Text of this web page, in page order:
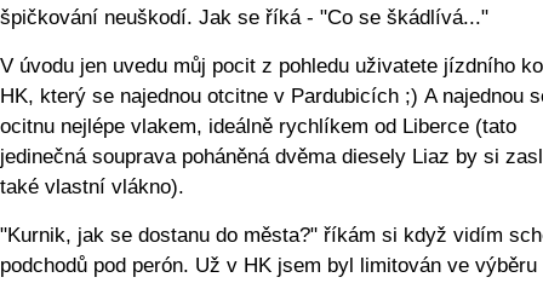
špičkování neuškodí. Jak se říká - "Co se škádlívá..."
V úvodu jen uvedu můj pocit z pohledu uživatete jízdního
HK, který se najednou otcitne v Pardubicích ;) A najednou
ocitnu nejlépe vlakem, ideálně rychlíkem od Liberce (tato
jedinečná souprava poháněná dvěma diesely Liaz by si
také vlastní vlákno).
"Kurnik, jak se dostanu do města?" říkám si když vidím
podchodů pod perón. Už v HK jsem byl limitován ve výběru